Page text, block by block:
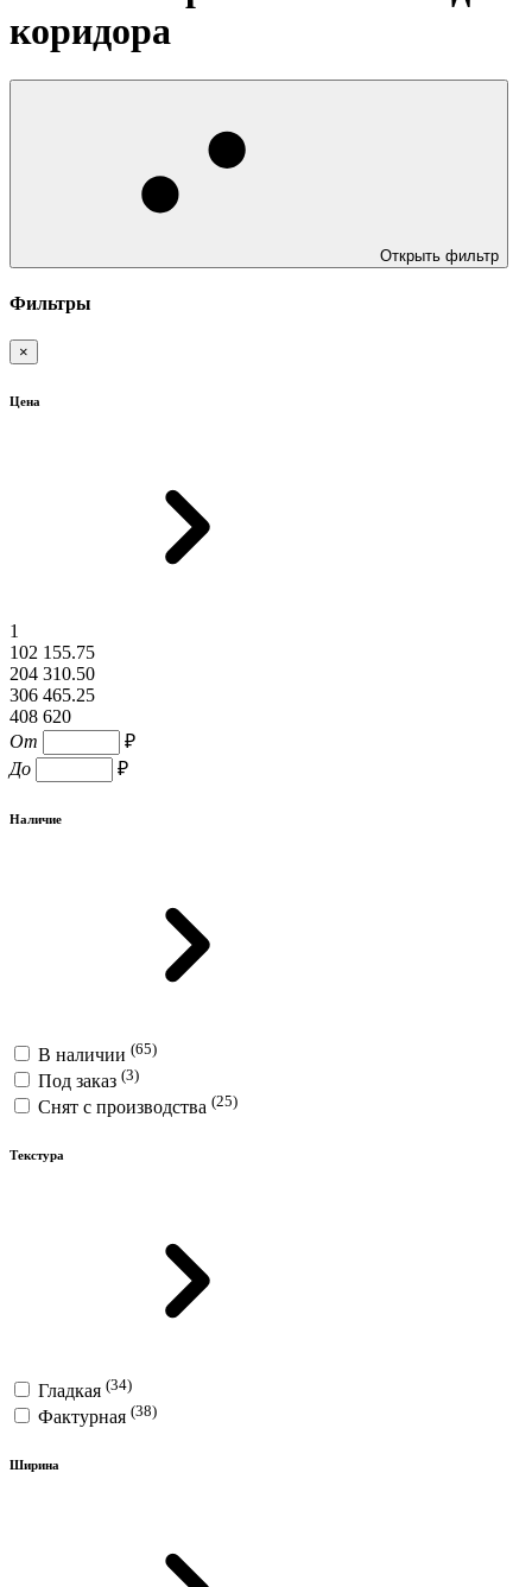
коридора
Открыть фильтр
Фильтры
×
Цена
1
102 155.75
204 310.50
306 465.25
408 620
От
₽
До
₽
Наличие
В наличии (65)
Под заказ (3)
Снят с производства (25)
Текстура
Гладкая (34)
Фактурная (38)
Ширина